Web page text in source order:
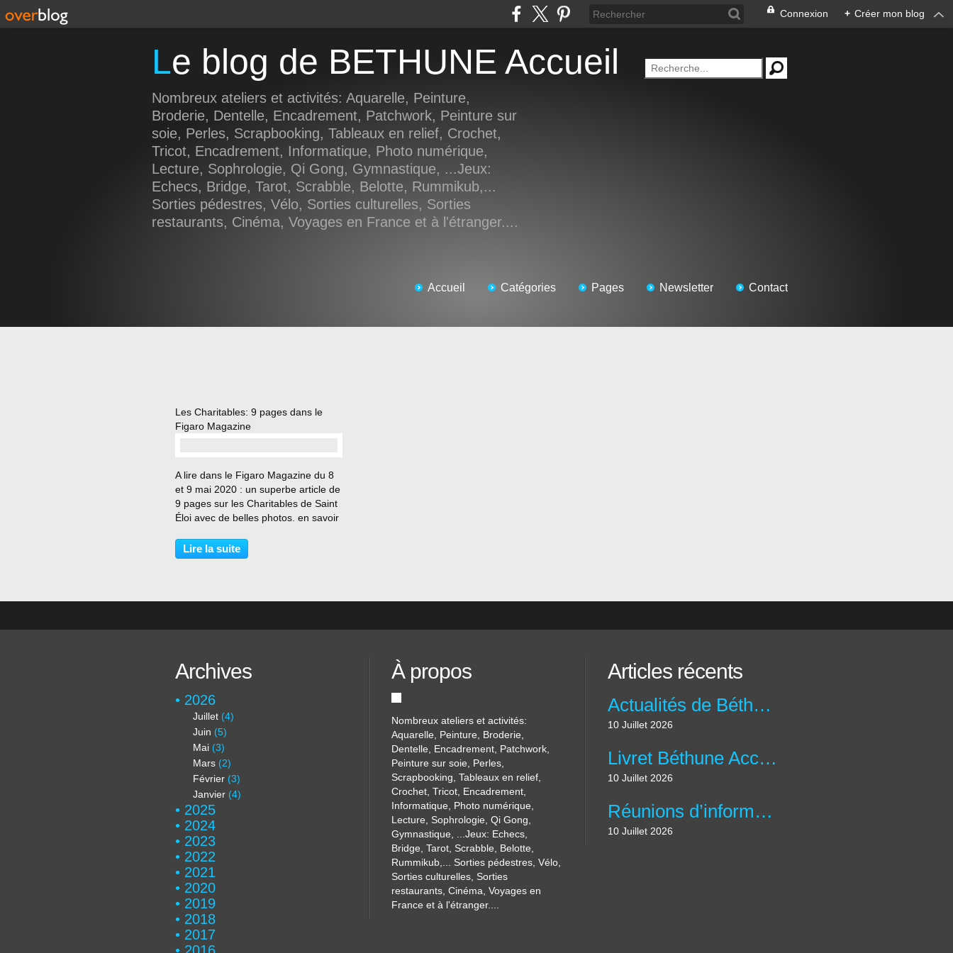
Connexion + Créer mon blog
Le blog de BETHUNE Accueil
Nombreux ateliers et activités: Aquarelle, Peinture,
Broderie, Dentelle, Encadrement, Patchwork, Peinture sur
soie, Perles, Scrapbooking, Tableaux en relief, Crochet,
Tricot, Encadrement, Informatique, Photo numérique,
Lecture, Sophrologie, Qi Gong, Gymnastique, ...Jeux:
Echecs, Bridge, Tarot, Scrabble, Belotte, Rummikub,...
Sorties pédestres, Vélo, Sorties culturelles, Sorties
restaurants, Cinéma, Voyages en France et à l'étranger....
Accueil Catégories Pages Newsletter Contact
Les Charitables: 9 pages dans le
Figaro Magazine
A lire dans le Figaro Magazine du 8
et 9 mai 2020 : un superbe article de
9 pages sur les Charitables de Saint
Éloi avec de belles photos. en savoir
Figaro Magazine en ligne
&&&&&&&&&&&&&&&& Retrouvez les
Lire la suite
Archives
2026
Juillet (4)
Juin (5)
Mai (3)
Mars (2)
Février (3)
Janvier (4)
2025
2024
2023
2022
2021
2020
2019
2018
2017
À propos
Nombreux ateliers et activités:
Aquarelle, Peinture, Broderie,
Dentelle, Encadrement, Patchwork,
Peinture sur soie, Perles,
Scrapbooking, Tableaux en relief,
Crochet, Tricot, Encadrement,
Informatique, Photo numérique,
Lecture, Sophrologie, Qi Gong,
Gymnastique, ...Jeux: Echecs,
Bridge, Tarot, Scrabble, Belotte,
Rummikub,... Sorties pédestres, Vélo,
Sorties culturelles, Sorties
restaurants, Cinéma, Voyages en
France et à l'étranger....
Articles récents
Actualités de Béthune Accueil
10 Juillet 2026
Livret Béthune Accueil N°60: Avril – Mai - Juin 2026
10 Juillet 2026
Réunions d’information "Ateliers Informatique & IA" à la Charité.
10 Juillet 2026